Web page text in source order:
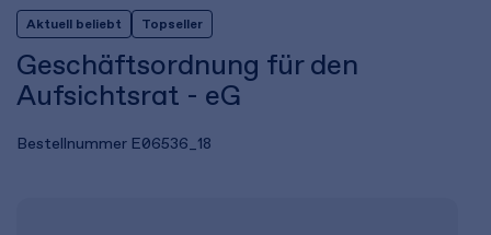
Aktuell beliebt Topseller
Geschäftsordnung für den
Aufsichtsrat - eG
Bestellnummer E06536_18